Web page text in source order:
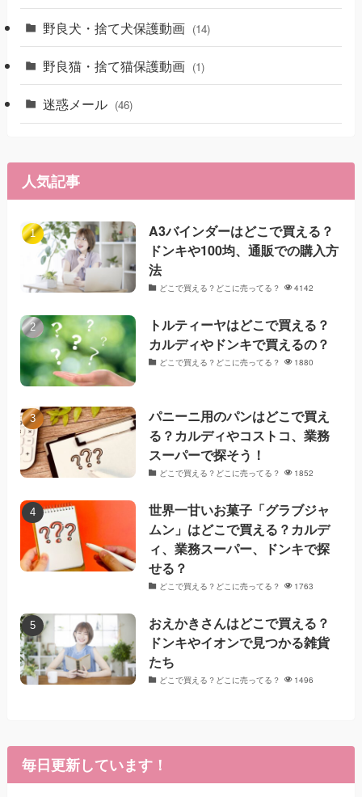
野良犬・捨て犬保護動画 (14)
野良猫・捨て猫保護動画 (1)
迷惑メール (46)
人気記事
A3バインダーはどこで買える？
ドンキや100均、通販での購入方
法
どこで買える？どこに売ってる？ 4142
トルティーヤはどこで買える？
カルディやドンキで買えるの？
どこで買える？どこに売ってる？ 1880
パニーニ用のパンはどこで買え
る？カルディやコストコ、業務
スーパーで探そう！
どこで買える？どこに売ってる？ 1852
世界一甘いお菓子「グラブジャ
ムン」はどこで買える？カルデ
ィ、業務スーパー、ドンキで探
せる？
どこで買える？どこに売ってる？ 1763
おえかきさんはどこで買える？
ドンキやイオンで見つかる雑貨
たち
どこで買える？どこに売ってる？ 1496
毎日更新しています！